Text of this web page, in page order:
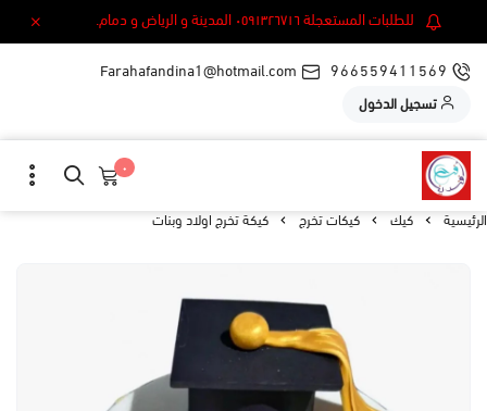
للطلبات المستعجلة ٠٥٩١٣٢٦٧١٦ المدينة و الرياض و دمام.
966559411569
Farahafandina1@hotmail.com
تسجيل الدخول
٠
الرئيسية كيك كيكات تخرج كيكة تخرج اولاد وبنات